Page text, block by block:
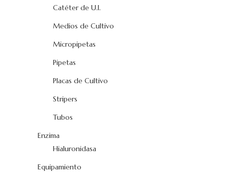
Catéter de U.I.
Medios de Cultivo
Micropipetas
Pipetas
Placas de Cultivo
Stripers
Tubos
Enzima
Hialuronidasa
Equipamiento